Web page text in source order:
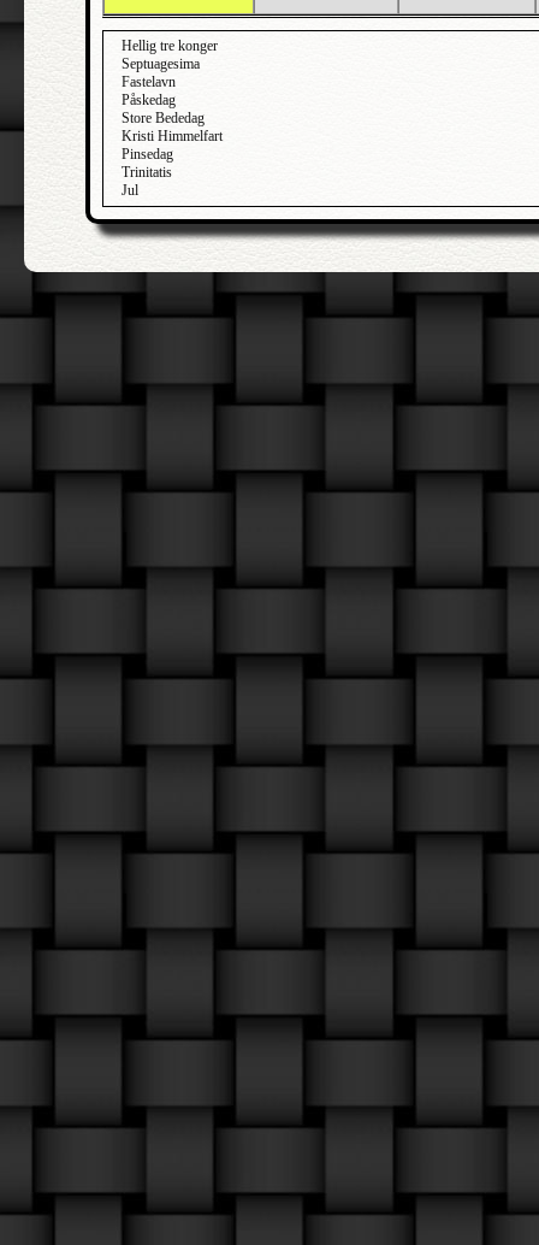
Hellig tre konger
Septuagesima
Fastelavn
Påskedag
Store Bededag
Kristi Himmelfart
Pinsedag
Trinitatis
Jul